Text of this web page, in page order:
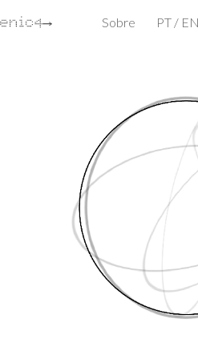
Sobre PT / EN